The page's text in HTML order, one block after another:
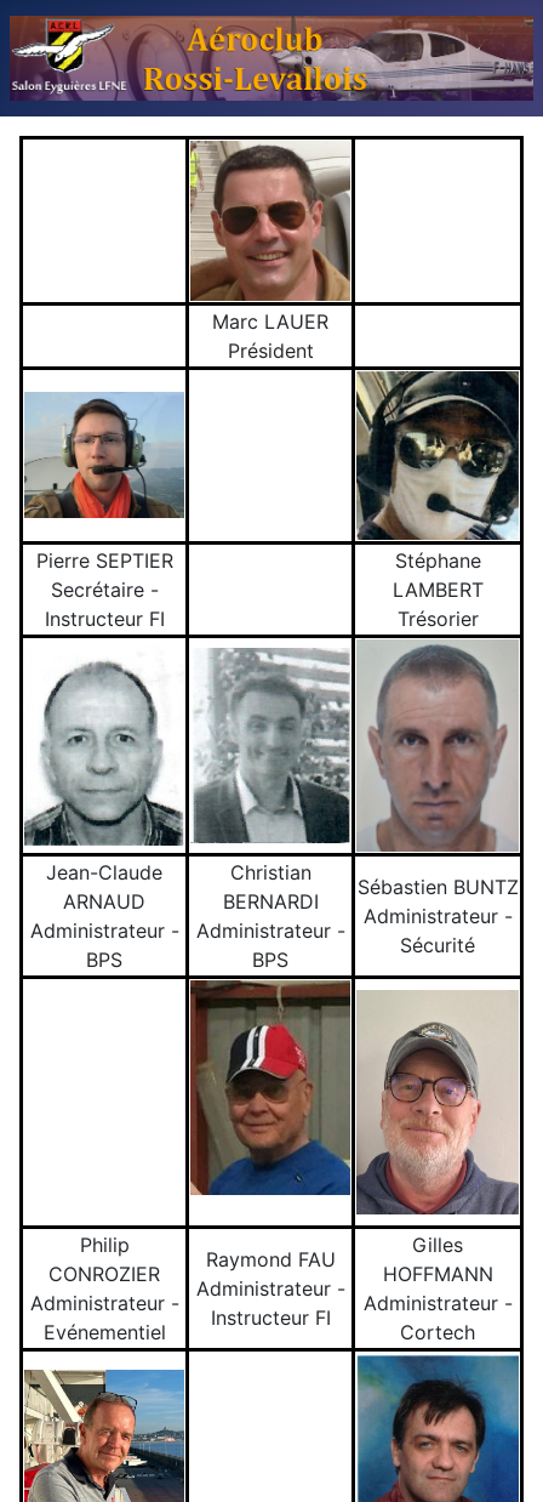
Marc LAUER
Président
Pierre SEPTIER
Secrétaire -
Instructeur FI
Stéphane
LAMBERT
Trésorier
Jean-Claude
ARNAUD
Administrateur -
BPS
Christian
BERNARDI
Administrateur -
BPS
Sébastien BUNTZ
Administrateur -
Sécurité
Philip
CONROZIER
Administrateur -
Evénementiel
Raymond FAU
Administrateur -
Instructeur FI
Gilles
HOFFMANN
Administrateur -
Cortech